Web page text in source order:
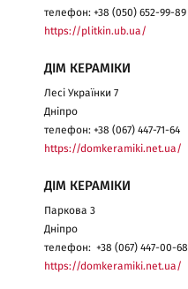
телефон: +38 (050) 652-99-89
https://plitkin.ub.ua/
ДІМ КЕРАМІКИ
Лесі Українки 7
Дніпро
телефон: +38 (067) 447-71-64
https://domkeramiki.net.ua/
ДІМ КЕРАМІКИ
Паркова 3
Дніпро
телефон: +38 (067) 447-00-68
https://domkeramiki.net.ua/